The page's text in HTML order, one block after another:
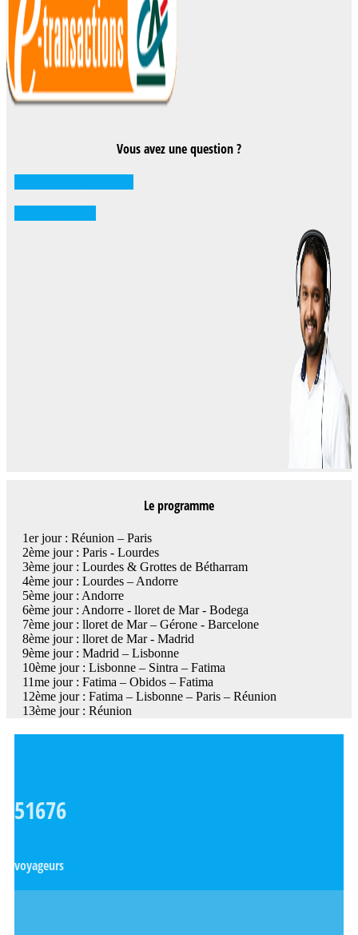
Vous avez une question ?
Le programme
1er jour : Réunion – Paris
2ème jour : Paris - Lourdes
3ème jour : Lourdes & Grottes de Bétharram
4ème jour : Lourdes – Andorre
5ème jour : Andorre
6ème jour : Andorre - lloret de Mar - Bodega
7ème jour : lloret de Mar – Gérone - Barcelone
8ème jour : lloret de Mar - Madrid
9ème jour : Madrid – Lisbonne
10ème jour : Lisbonne – Sintra – Fatima
11me jour : Fatima – Obidos – Fatima
12ème jour : Fatima – Lisbonne – Paris – Réunion
13ème jour : Réunion
51676
voyageurs